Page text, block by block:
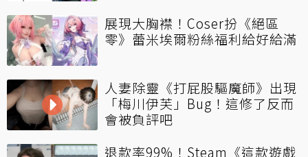
展現大胸襟！Coser扮《絕區
零》蕾米埃爾粉絲福利給好給滿
人妻除靈《打屁股驅魔師》出現
「梅川伊芙」Bug！這修了反而
會被負評吧
退款率99%！Steam《這款遊戲